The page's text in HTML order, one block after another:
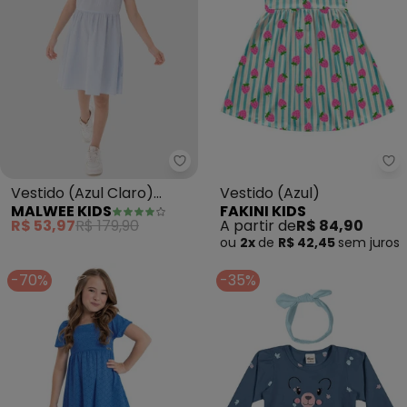
Malwee Kids - Vestido (Azul
Vestido (Azul Claro)
Listrado Godê em
Anarruga
MALWEE KIDS
R$ 53,97R$ 179,90
Vestido (Azul)
FAKINI KIDS
A partir deR$ 84,90
ou 2x de R$ 42,45 sem juros
-70% -35%